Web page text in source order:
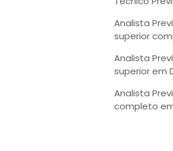
Analista
superior
Analista
superior em
Analista
completo